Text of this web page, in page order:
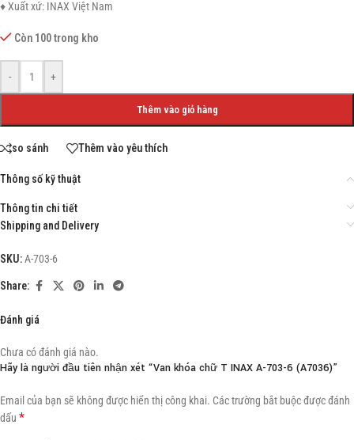
♦ Xuất xứ: INAX Việt Nam
Còn 100 trong kho
- +
Thêm vào giỏ hàng
so sánh Thêm vào yêu thích
Thông số kỹ thuật
Thông tin chi tiết
Shipping and Delivery
SKU:A-703-6
Share:
Đánh giá
Chưa có đánh giá nào.
Hãy là người đầu tiên nhận xét “Van khóa chữ T INAX A-703-6 (A7036)”
Email của bạn sẽ không được hiển thị công khai. Các trường bắt buộc được đánh
dấu *